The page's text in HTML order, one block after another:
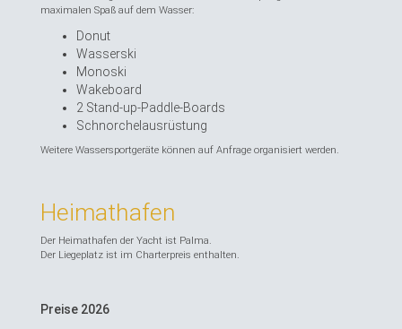
maximalen Spaß auf dem Wasser:
Donut
Wasserski
Monoski
Wakeboard
2 Stand-up-Paddle-Boards
Schnorchelausrüstung
Weitere Wassersportgeräte können auf Anfrage organisiert werden.
Heimathafen
Der Heimathafen der Yacht ist Palma.
Der Liegeplatz ist im Charterpreis enthalten.
Preise 2026